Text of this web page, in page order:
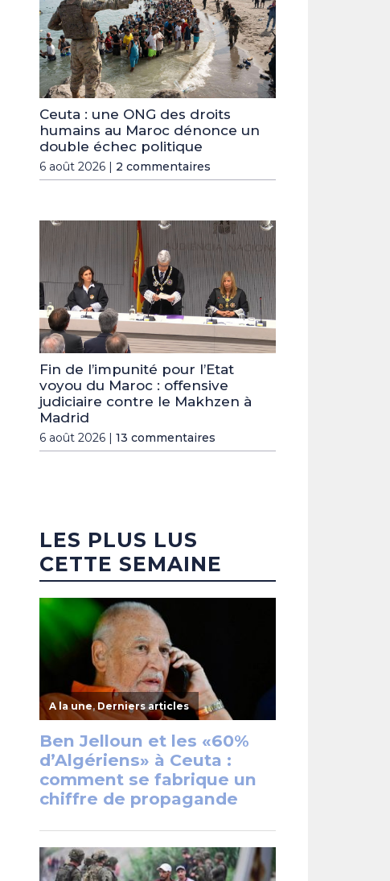
Ceuta : une ONG des droits
humains au Maroc dénonce un
double échec politique
6 août 2026 | 2 commentaires
Fin de l’impunité pour l’Etat
voyou du Maroc : offensive
judiciaire contre le Makhzen à
Madrid
6 août 2026 | 13 commentaires
LES PLUS LUS
CETTE SEMAINE